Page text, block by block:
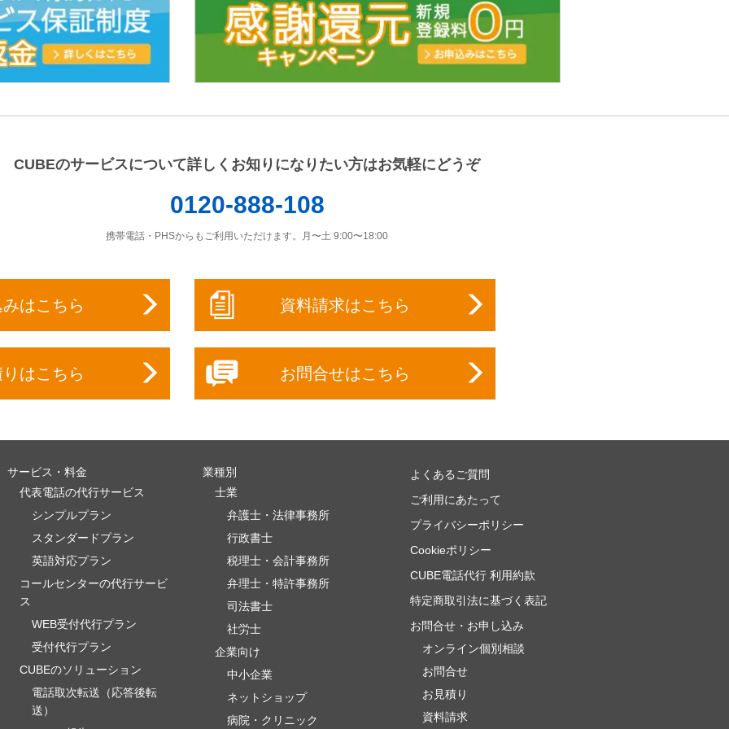
CUBEのサービスについて詳しくお知りになりたい方はお気軽にどうぞ
0120-888-108
携帯電話・PHSからもご利用いただけます。月〜土 9:00〜18:00
はこちら 資料請求はこちら
はこちら お問合せはこちら
サービス・料金
代表電話の代行サービス
シンプルプラン
スタンダードプラン
英語対応プラン
コールセンターの代行サービ
ス
WEB受付代行プラン
受付代行プラン
CUBEのソリューション
電話取次転送（応答後転
送）
業種別
士業
弁護士・法律事務所
行政書士
税理士・会計事務所
弁理士・特許事務所
司法書士
社労士
企業向け
中小企業
ネットショップ
病院・クリニック
よくあるご質問
ご利用にあたって
プライバシーポリシー
Cookieポリシー
CUBE電話代行 利用約款
特定商取引法に基づく表記
お問合せ・お申し込み
オンライン個別相談
お問合せ
お見積り
資料請求